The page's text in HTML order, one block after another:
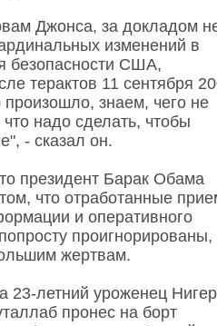
Джонса, за докладом
изменений в
безопасности США,
терактов 11 сентября
знаем, чего не
надо сделать, чтобы
- сказал он.
президент Барак Обама
что отработанные
и оперативного
проигнорированы,
жертвам.
23-летний уроженец
пронес на борт